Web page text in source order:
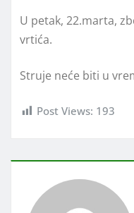
U petak, 22.marta,
vrtića.
Struje neće biti u
Post Views: 193